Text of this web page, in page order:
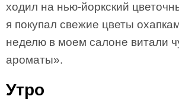
ходил на нью-йоркский
я покупал свежие цветы
неделю в моем салоне витали
ароматы».
Утро